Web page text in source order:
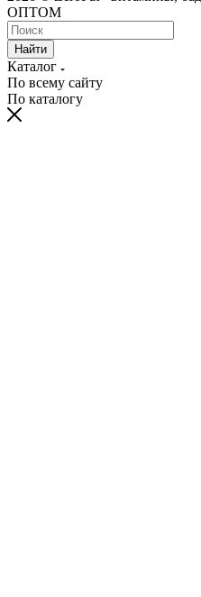
ОПТОМ
Найти
Каталог
По всему сайту
По каталогу